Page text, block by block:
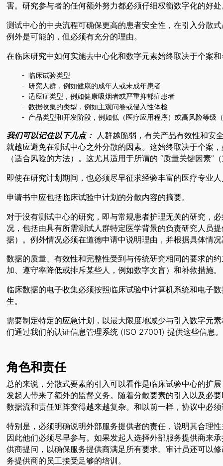
害。研究参与者的任何额外努力都必须仔细权衡数字化的好
测试中心的中央流程可确保更高的患者安全性，在引入分散
例外是可能的，但必须有充分的理由。
在临床研究中如何实施去中心化和数字元素始终取决于个案
临床试验类型
研究人群，例如健康的成年人或未成年患者
适应症类型，例如健康吸烟者或严重抑郁症患者
数据收集的类型，例如主观问卷或侵入性体检
产品类型和开发阶段，例如低（医疗应用程序）或高风险等级
我们可以记住以下几点： 人群越脆弱，有关产品有效性和安
就越应避免在测试中心之外分散的因素。这始终取决于个案
（适合风险的方法）。这尤其适用于所谓的 “质量关键因素”
即使在研究计划期间，也必须尽早征求经验丰富的医疗专业
申请书中应包括临床试验中计划的分散内容的摘要。
对于没有测试中心的研究，即与常规患者护理无关的研究，
况，包括由具有所需测试人群特定医学背景的负责研究人员
据）。例外情况必须在道德申请中说明理由，并根据具体情
数据的质量、有效性和完整性受到与传统研究相同的要求的
加、遵守率降低或排斥某些人，例如数字文盲）和补救措施。
临床数据的电子收集必须按照临床试验中计算机系统和电子
生。
需要制定特定的应急计划，以最大限度地减少与引入数字元
们通过我们的认证信息管理系统 (ISO 27001) 提供这些信息。
角色和责任
总的来说，分散式要素的引入可以看作是临床试验中心的扩
发起人带来了额外的监督义务。随着分散要素的引入以及必
数据流和责任矩阵变得越来越复杂。和以前一样，协议中必
特别是，必须明确说明外部服务提供者的责任，说明其合理
因此他们必须尽早参与。如果发起人选择外部服务提供商来
供商提问，以确保服务提供商满足所有要求。审计员还可以
务提供商的员工接受足够的培训。